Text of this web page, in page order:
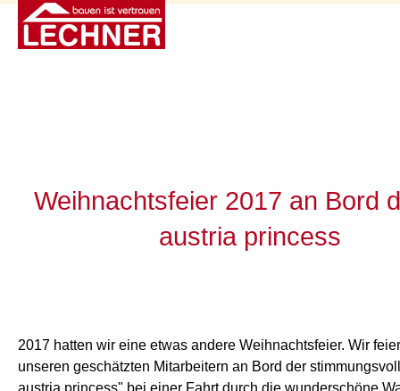
Weihnachtsfeier 2017 an Bord
austria princess
2017 hatten wir eine etwas andere Weihnachtsfeier. Wir
unseren geschätzten Mitarbeitern an Bord der
austria princess" bei einer Fahrt durch die wunderschöne